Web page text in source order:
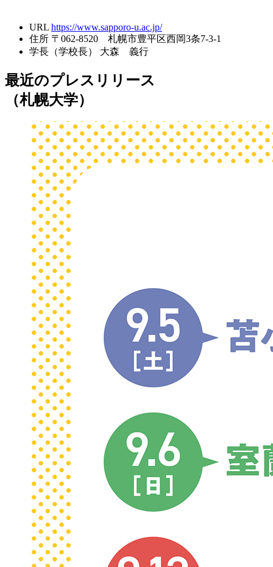
URL https://www.sapporo-u.ac.jp/
住所 〒062-8520 札幌市豊平区西岡3条7-3-1
学長（学校長）
大森 義行
最近のプレスリリース
（札幌大学）